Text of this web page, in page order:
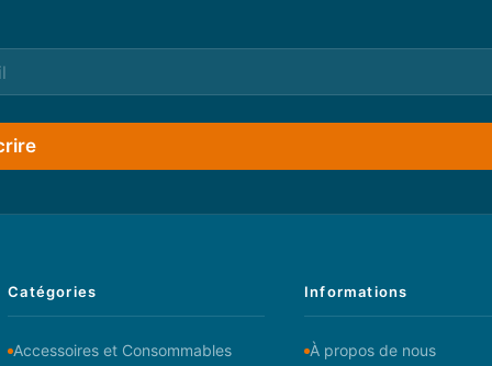
Catégories
Accessoires et Consommables
Informations
À propos de nous